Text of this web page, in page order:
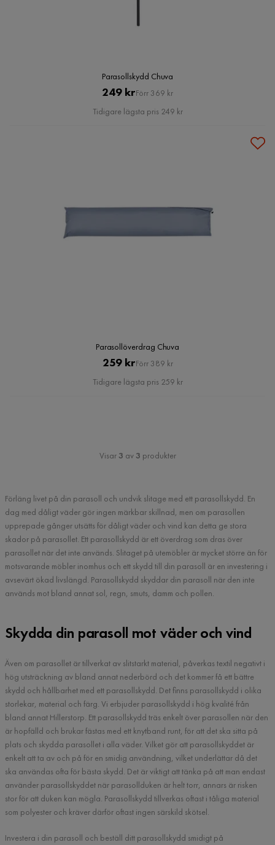
Parasollskydd Chuva
Pris
249 krOriginal
Pris
Förr 369 kr
Tidigare lägsta pris 249 kr
Parasollöverdrag Chuva
Pris
259 krOriginal
Pris
Förr 389 kr
Tidigare lägsta pris 259 kr
Visar3 av3 produkter
Förläng livet på din parasoll och undvik slitage med ett parasollskydd. En
dag med dåligt väder gör ingen märkbar skillnad, men om parasollen
upprepade gånger utsätts för dåligt väder och vind kan detta ge stora
skador på parasollet. Ett parasollskydd är ett överdrag som dras över
parasollet när det inte används. Slitaget på utemöbler är mycket större än för
motsvarande möbler inomhus och ett skydd till din parasoll är en investering i
avsevärt ökad livslängd. Parasollskydd skyddar din parasoll när den inte
används mot bland annat sol, regn, smuts, damm och pollen.
Skydda din parasoll mot väder och vind
Även om parasollet är tillverkat av slitstarkt material, påverkas textil negativt i
hög utsträckning av bland annat nederbörd och det kommer få ett bättre
skydd och hållbarhet med ett parasollskydd. Det finns parasollskydd i olika
storlekar, material och färg. Vi erbjuder parasollskydd i hög kvalité från
bland annat Hillerstorp. Ett parasollskydd träs enkelt över parasollen när den
är hopfälld och brukar fästas med ett knytband runt, för att det ska sitta på
plats och skydda parasollet i alla väder. Vilket gör att parasollskyddet är
enkelt att ta av och på för en smidig användning, vilket underlättar då det
ska användas ofta för bästa skydd. Det är viktigt att tänka på att man endast
använder parasollskyddet när parasollduken är helt torr, annars är risken
stor för att duken kan mögla. Parasollskydd tillverkas oftast i tåliga material
som polyester och kräver därför oftast ingen särskild skötsel.
Investera i din parasoll och beställ ditt parasollskydd smidigt på